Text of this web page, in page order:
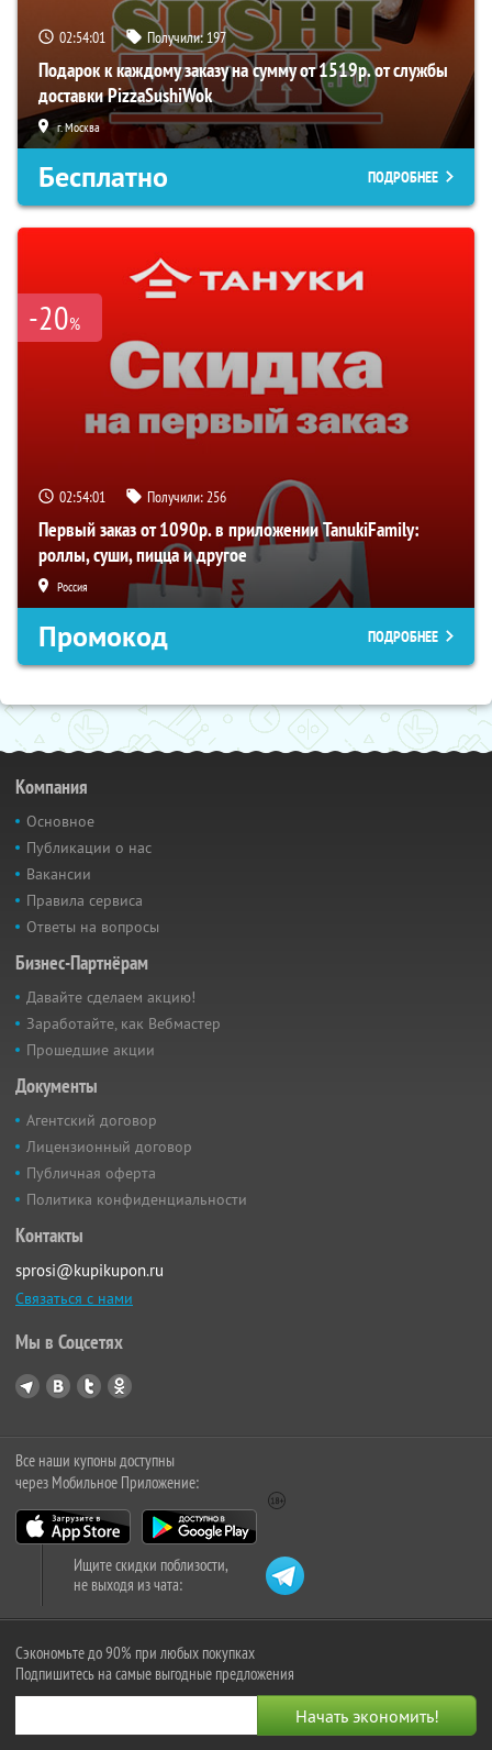
02:54:01 Получили:197
Подарок к каждому заказу на сумму от 1519р. от службы
доставки PizzaSushiWok
г. Москва
Бесплатно ПОДРОБНЕЕ
-20%
02:54:01 Получили:256
Первый заказ от 1090р. в приложении TanukiFamily:
роллы, суши, пицца и другое
Россия
Промокод ПОДРОБНЕЕ
Компания
Основное
Публикации о нас
Вакансии
Правила сервиса
Ответы на вопросы
Бизнес-Партнёрам
Давайте сделаем акцию!
Заработайте, как Вебмастер
Прошедшие акции
Документы
Агентский договор
Лицензионный договор
Публичная оферта
Политика конфиденциальности
Контакты
sprosi@kupikupon.ru
Связаться с нами
Мы в Соцсетях
Все наши купоны доступны
через Мобильное Приложение:
Ищите скидки поблизости,
не выходя из чата:
Сэкономьте до 90% при любых покупках
Подпишитесь на самые выгодные предложения